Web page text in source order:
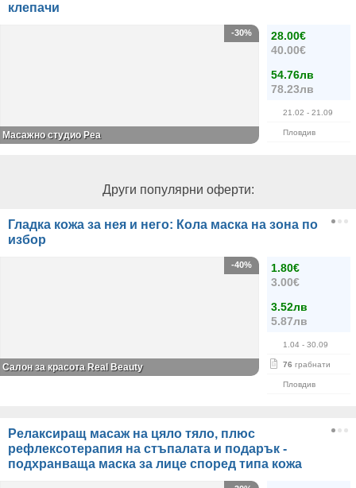
клепачи
28.00€
40.00€
54.76лв
78.23лв
21.02 - 21.09
Пловдив
-30%
Масажно студио Реа
Други популярни оферти:
Гладка кожа за нея и него: Кола маска на зона по
избор
1.80€
3.00€
3.52лв
5.87лв
1.04 - 30.09
76 грабнати
Пловдив
-40%
Салон за красота Real Beauty
Релаксиращ масаж на цяло тяло, плюс
рефлексотерапия на стъпалата и подарък -
подхранваща маска за лице според типа кожа